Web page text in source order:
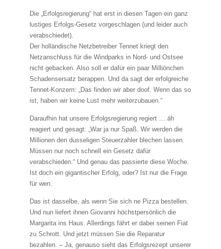
Die „Erfolgsregierung“ hat erst in diesen Tagen ein ganz
lustiges Erfolgs-Gesetz vorgeschlagen (und leider auch
verabschiedet).
Der holländische Netzbetreiber Tennet kriegt den
Netzanschluss für die Windparks in Nord- und Ostsee
nicht gebacken. Also soll er dafür ein paar Milliönchen
Schadensersatz berappen. Und da sagt der erfolgreiche
Tennet-Konzern: „Das finden wir aber doof. Wenn das so
ist, haben wir keine Lust mehr weiterzubauen.“
Daraufhin hat unsere Erfolgsregierung regiert … äh
reagiert und gesagt: „War ja nur Spaß. Wir werden die
Millionen den dusseligen Steuerzahler blechen lassen.
Müssen nur noch schnell ein Gesetz dafür
verabschieden.“ Und genau das passierte diese Woche.
Ist doch ein gigantischer Erfolg, oder? Ist nur die Frage
für wen.
Das ist dasselbe, als wenn Sie sich ne Pizza bestellen.
Und nun liefert ihnen Giovanni höchstpersönlich die
Margarita ins Haus. Allerdings fährt er dabei seinen Fiat
zu Schrott. Und jetzt müssen Sie die Reparatur
bezahlen. – Ja, genauso sieht das Erfolgsrezept unserer